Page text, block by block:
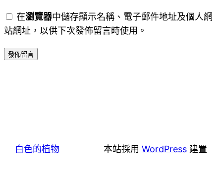
在瀏覽器中儲存顯示名稱、電子郵件地址及個人網
站網址，以供下次發佈留言時使用。
白色的植物 本站採用 WordPress建置